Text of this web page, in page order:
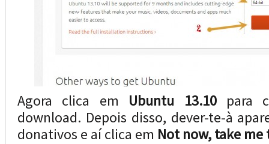
Agora clica em Ubuntu 13.10para
download. Depois disso, dever-te-à
donativos e aí clica em Not now, take